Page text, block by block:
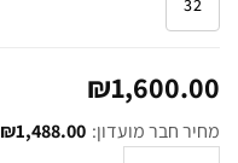
32
₪1,600.00
מחיר חבר מועדון: ₪1,488.00